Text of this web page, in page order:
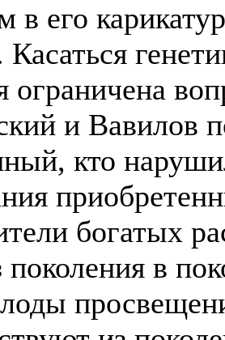
в его
ограничена
и Вавилов
кто
богатых
в